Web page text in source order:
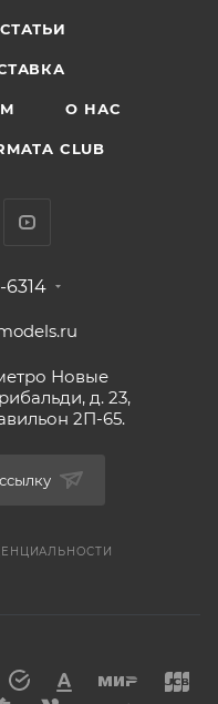
СТАТЬИ
О НАС
CLUB
6314
Новые
д. 23,
2П-65.